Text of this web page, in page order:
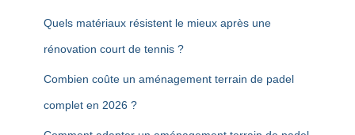
Quels matériaux résistent le mieux après une
rénovation court de tennis ?
Combien coûte un aménagement terrain de padel
complet en 2026 ?